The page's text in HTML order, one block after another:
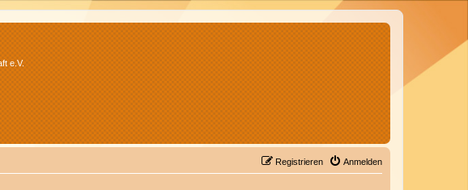
e.V.
Anmelden
Registrieren